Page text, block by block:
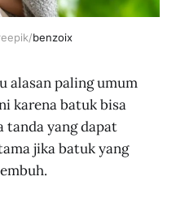
benzoix
alasan paling umum
karena batuk bisa
tanda yang dapat
jika batuk yang